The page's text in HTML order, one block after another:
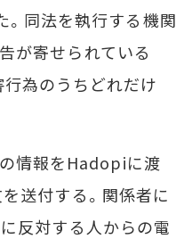
。同法を執行する機関
が寄せられている
行為のうちどれだけ
情報をHadopiに渡
送付する。関係者に
反対する人からの電